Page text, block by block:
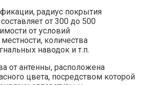
радиус покрытия
от 300 до 500
от условий
количества
наводок и т.п.
от антенны, расположена
цвета, посредством которой